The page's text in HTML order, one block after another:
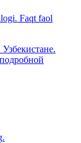
Faqt faol